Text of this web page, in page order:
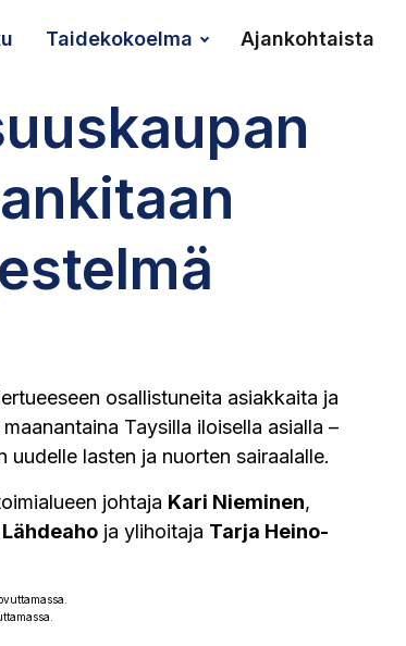
Taidekokoelma Ajankoh­taista
osallistuneita asiakkaita ja
Taysilla iloisella asialla –
lasten ja nuorten sairaalalle.
johtaja Kari Nieminen,
ja ylihoitaja Tarja Heino-